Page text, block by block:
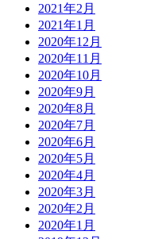
2021年2月
2021年1月
2020年12月
2020年11月
2020年10月
2020年9月
2020年8月
2020年7月
2020年6月
2020年5月
2020年4月
2020年3月
2020年2月
2020年1月